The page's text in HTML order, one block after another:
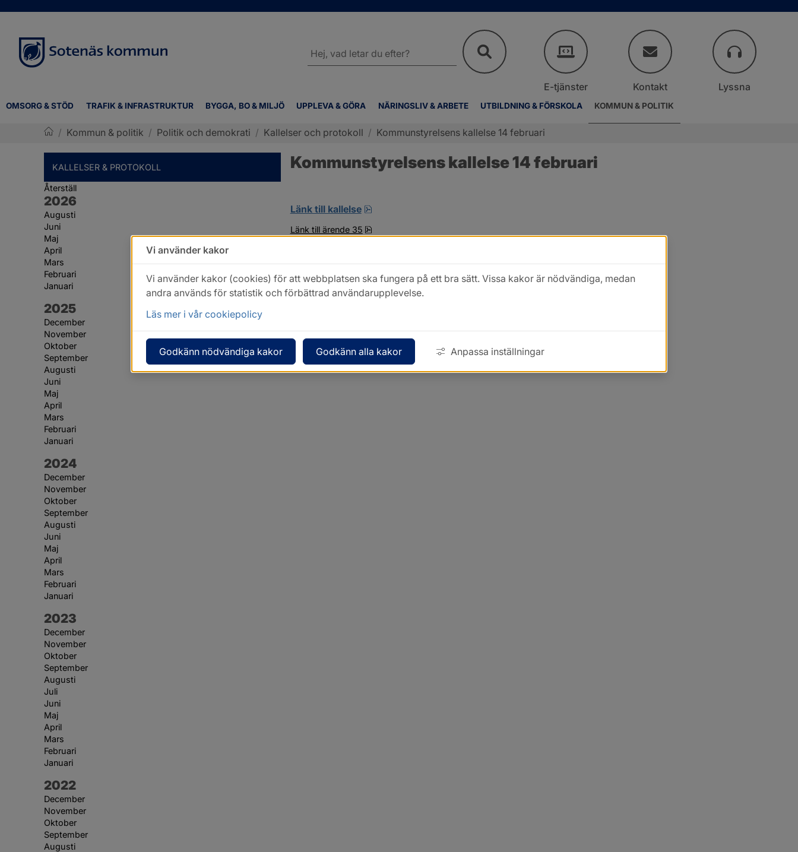
OMSORG & STÖD TRAFIK & INFRASTRUKTUR BYGGA, BO & MILJÖ UPPLEVA & GÖRA NÄRINGSLIV & ARBETE UTBILDNING & FÖRSKOLA KOMMUN & POLITIK
webbplatsen
E-tjänster Kontakt Lyssna
/ Kommun & politik / Politik och demokrati / Kallelser och protokoll / Kommunstyrelsens kallelse 14 februari
KALLELSER & PROTOKOLL
Återställ
År:
2026
Augusti
Juni
Maj
April
Mars
Februari
Januari
År:
2025
December
November
Oktober
September
Augusti
Juni
Maj
April
Mars
Februari
Januari
År:
2024
December
November
Oktober
September
Augusti
Juni
Maj
April
Mars
Februari
Januari
År:
2023
December
November
Oktober
September
Augusti
Juli
Juni
Maj
April
Mars
Februari
Januari
År:
2022
December
November
Oktober
September
Augusti
Kommunstyrelsens kallelse 14 februari
Länk till kallelse pdf, öppnas i nytt fönster.
Länk till ärende 35 pdf, 15.6 MB.
Vi använder kakor
Vi använder kakor (cookies) för att webbplatsen ska fungera på ett bra sätt. Vissa kakor är nödvändiga, medan
andra används för statistik och förbättrad användarupplevelse.
Läs mer i vår cookiepolicy
Godkänn nödvändiga kakor Godkänn alla kakor Anpassa inställningar